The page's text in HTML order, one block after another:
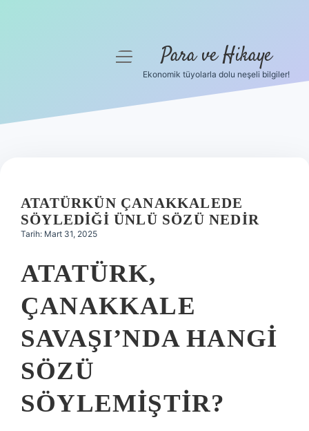
Hakkımızda
menüyü
Para ve Hikaye
Ekonomik tüyolarla dolu neşeli bilgiler!
ATATÜRKÜN ÇANAKKALEDE
SÖYLEDIĞI ÜNLÜ SÖZÜ NEDIR
Tarih: Mart 31, 2025
ATATÜRK,
ÇANAKKALE
SAVAŞI’NDA HANGI
SÖZÜ
SÖYLEMIŞTIR?